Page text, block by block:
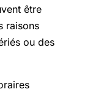
être
raisons
ou des